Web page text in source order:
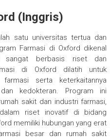
(Inggris)
satu universitas tertua dan
Farmasi di Oxford dikenal
sangat berbasis riset dan
di Oxford dilatih untuk
serta keterkaitannya
kedokteran. Program ini
sakit dan industri farmasi,
riset inovatif di bidang
memiliki hubungan yang erat
besar dan rumah sakit